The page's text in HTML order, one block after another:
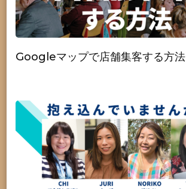
Googleマップで店舗集客する方法